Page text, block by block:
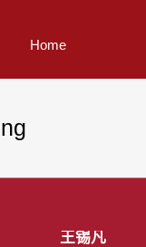
Home
王锡凡